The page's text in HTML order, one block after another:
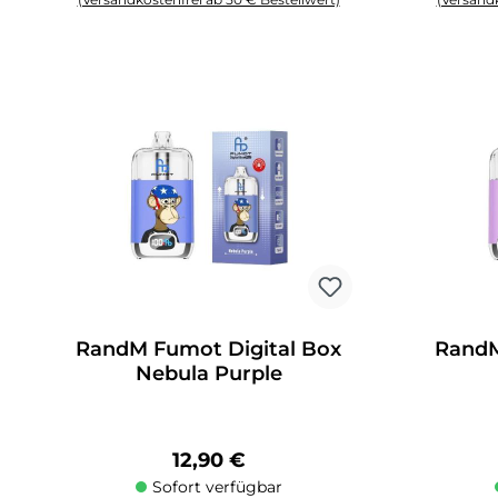
RandM Fumot Digital Box
Nebula Purple
Regulärer Preis:
12,90 €
Sofort verfügbar